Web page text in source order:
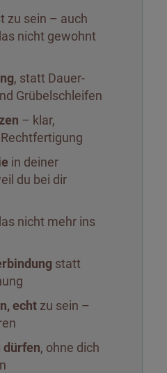
zu sein – auch
nicht gewohnt
, statt Dauer-
Grübelschleifen
– klar,
in deiner
du bei dir
nicht mehr ins
statt
echt zu sein –
dürfen, ohne dich